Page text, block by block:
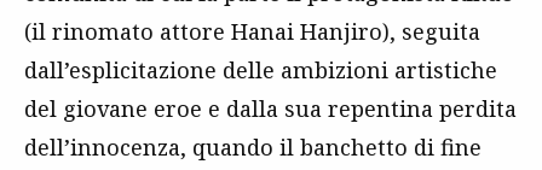
(il rinomato attore Hanai Hanjiro), seguita
dall’esplicitazione delle ambizioni artistiche
del giovane eroe e dalla sua repentina perdita
dell’innocenza, quando il banchetto di fine